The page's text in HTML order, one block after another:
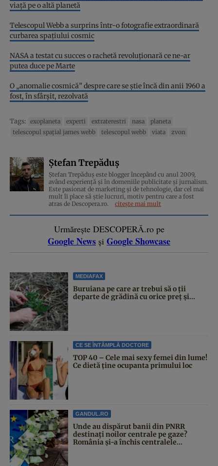
viață pe o altă planetă
Telescopul Webb a surprins într-o fotografie extraordinară
curbarea spațiului cosmic
NASA a testat cu succes o rachetă revoluționară ce ne-ar
putea duce pe Marte
O „anomalie cosmică” despre care se știe încă din anii 1960 a
fost, în sfârșit, rezolvată
Tags: exoplaneta experti extraterestri nasa
planeta
telescopul spaţial james webb
telescopul webb viata zvon
Ștefan Trepăduș
Ștefan Trepăduș este blogger începând cu anul 2009,
având experiență și în domeniile publicitate și jurnalism.
Este pasionat de marketing și de tehnologie, dar cel mai
mult îi place să știe lucruri, motiv pentru care a fost
atras de Descopera.ro.
citește mai mult
Urmărește DESCOPERĂ.ro pe
Google News și Google Showcase
MEDIAFAX
Buruiana pe care ar trebui să o ții
departe de grădină cu orice preț și...
CE SE ÎNTÂMPLĂ DOCTORE
TOP 40 – Cele mai sexy femei din lume!
Ce dietă ține ocupanta primului loc
GANDUL.RO
Unde au dispărut banii din PNRR
destinați noilor centrale pe gaze?
România și-a închis centralele...